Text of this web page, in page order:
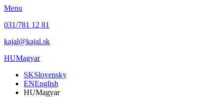
Menu
031/781 12 81
kajal@kajal.sk
HUMagyar
SKSlovensky
ENEnglish
HUMagyar